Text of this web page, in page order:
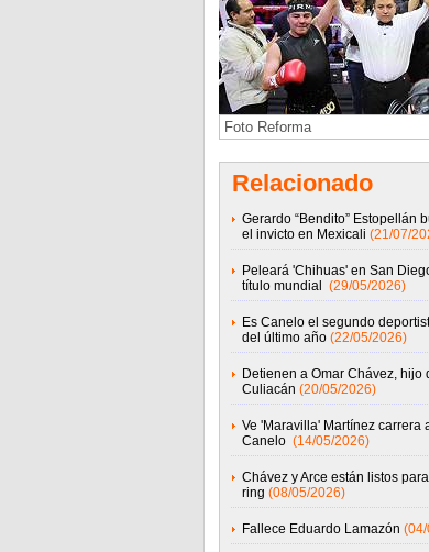
Foto Reforma
Relacionado
Gerardo “Bendito” Estopellán
el invicto en Mexicali (21/07/
Peleará 'Chihuas' en San
título mundial
(29/05/2026)
Es Canelo el segundo
del último año (22/05/2026)
Detienen a Omar Chávez, hijo
Culiacán (20/05/2026)
Ve 'Maravilla' Martínez carrera
Canelo (14/05/2026)
Chávez y Arce están listos
ring (08/05/2026)
Fallece Eduardo Lamazón